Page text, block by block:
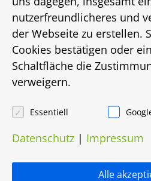
bis
Energiebedarf in Kwh/(m²/
122
Energieträger
Fernwärme
Heizungsart
nutzerfreundlicheres und
der Webseite zu erstellen.
Cookies bestätigen oder
Schaltfläche die
verweigern.
Essentiell
Datenschutz | Impressum
Alle